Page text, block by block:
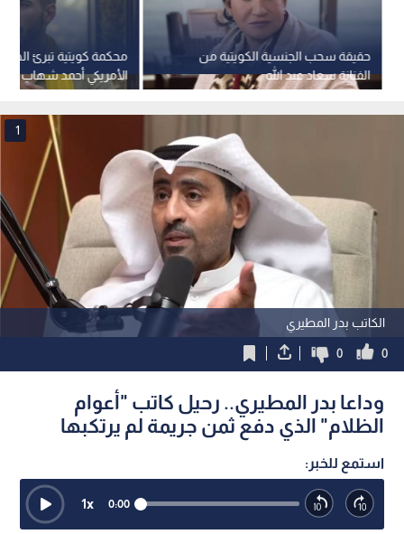
محكمة كويتية تبرئ
يوما من الاحتجاز
حقيقة سحب الجنسية الكويتية من
الفنانة سعاد عبد الله
الكاتب بدر المطيري
1
0
0
وداعا بدر المطيري.. رحيل كاتب "أعوام
الظلام" الذي دفع ثمن جريمة لم يرتكبها
استمع للخبر:
0:00
1x